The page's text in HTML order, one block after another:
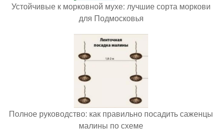
Устойчивые к морковной мухе: лучшие сорта моркови
для Подмосковья
Полное руководство: как правильно посадить саженцы
малины по схеме